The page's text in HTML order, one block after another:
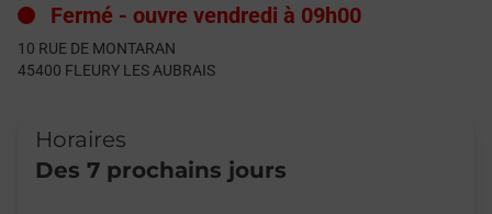
Fermé - ouvre vendredi à 09h00
10 RUE DE MONTARAN
45400 FLEURY LES AUBRAIS
Horaires
Des 7 prochains jours